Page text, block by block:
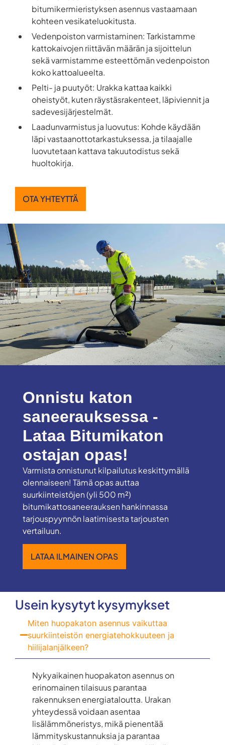
bitumikermieristyksen asennus vastaamaan
kohteen vesikateluokitusta.
Vedenpoiston varmistaminen: Tarkistamme
kattokaivojen riittävän määrän ja sijoittelun
sekä varmistamme esteettömän vedenpoiston
koko kattoalueelta.
Pelti- ja puutyöt: Urakka kattaa kaikki
oheistyöt, kuten räystäsrakenteet, läpiviennit ja
sadevesijärjestelmät.
Laadunvarmistus ja luovutus: Kohde käydään
läpi vastaanottotarkastuksessa, ja tilaajalle
luovutetaan kattava takuutodistus sekä
huoltokirja.
OTA YHTEYTTÄ
Onnistu katon
saneerauksessa -
Lataa Bitumikaton
ostajan opas!
Varmista onnistunut kilpailutus keskittymällä
olennaiseen! Tämä opas auttaa
suurkiinteistöjen (yli 500 m²)
bitumikattosaneerauksen hankinnassa
tarjouspyynnön laatimisesta tarjousten
vertailuun.
LATAA ILMAINEN OPAS
Usein kysytyt kysymykset
Miten huopakaton asennus vaikuttaa
suurkiinteistön energiatehokkuuteen ja
hiilijalanjälkeen?
Nykyaikainen huopakaton asennus on
erinomainen tilaisuus parantaa
rakennuksen energiataloutta. Urakan
yhteydessä voidaan asentaa
lisälämmöneristys, mikä pienentää
lämmityskustannuksia ja parantaa